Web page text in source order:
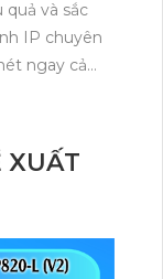
và sắc
IP chuyên
ngay cả
khu vực
phù hợp cho
XUẤT